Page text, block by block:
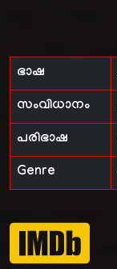
ഭാഷ
സംവിധാനം
പരിഭാഷ
Genre